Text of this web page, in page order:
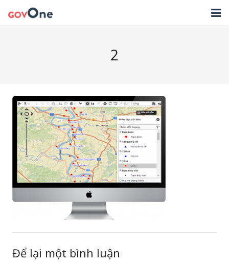
HỖ TRỢ
TẢI ỨNG DỤNG
LIÊN HỆ
NHẬT KÝ CẬP NHẬT PHẦN MỀM
2
Để lại một bình luận